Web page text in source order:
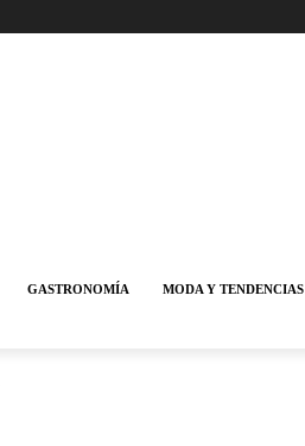
GASTRONOMÍA MODA Y TENDENCIAS